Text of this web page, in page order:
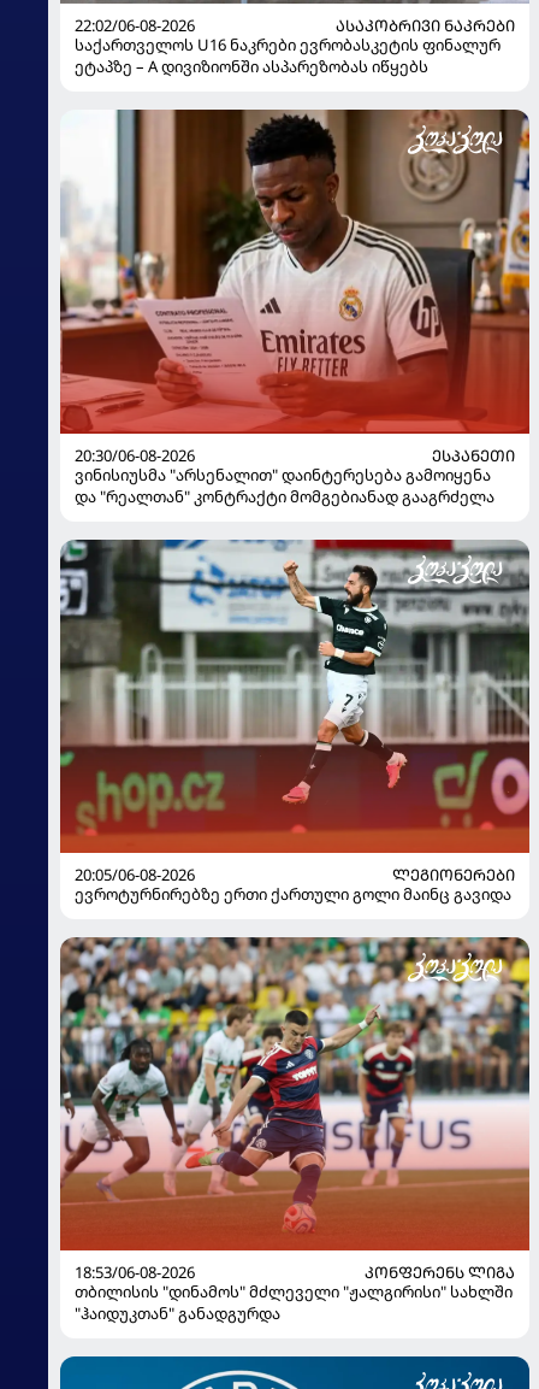
22:02/06-08-2026
ᲐᲡᲐᲙᲝᲑᲠᲘᲕᲘ ᲜᲐᲙᲠᲔᲑᲘ
საქართველოს U16 ნაკრები ევრობასკეტის ფინალურ
ეტაპზე – A დივიზიონში ასპარეზობას იწყებს
20:30/06-08-2026
ᲔᲡᲞᲐᲜᲔᲗᲘ
ვინისიუსმა "არსენალით" დაინტერესება გამოიყენა
და "რეალთან" კონტრაქტი მომგებიანად გააგრძელა
20:05/06-08-2026
ᲚᲔᲒᲘᲝᲜᲔᲠᲔᲑᲘ
ევროტურნირებზე ერთი ქართული გოლი მაინც გავიდა
18:53/06-08-2026
ᲙᲝᲜᲤᲔᲠᲔᲜᲡ ᲚᲘᲒᲐ
თბილისის "დინამოს" მძლეველი "ჟალგირისი" სახლში
"ჰაიდუკთან" განადგურდა